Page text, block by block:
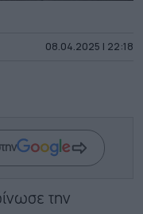
08.04.2025 | 22:18
την